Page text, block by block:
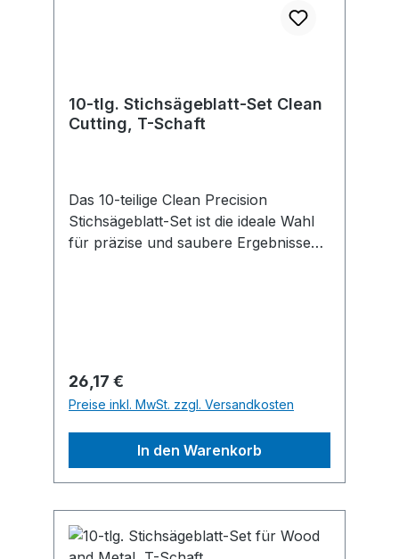
10-tlg. Stichsägeblatt-Set Clean
Cutting, T-Schaft
Das 10-teilige Clean Precision
Stichsägeblatt-Set ist die ideale Wahl
für präzise und saubere Ergebnisse
Regulärer Preis:
26,17 €
Preise inkl. MwSt. zzgl. Versandkosten
In den Warenkorb